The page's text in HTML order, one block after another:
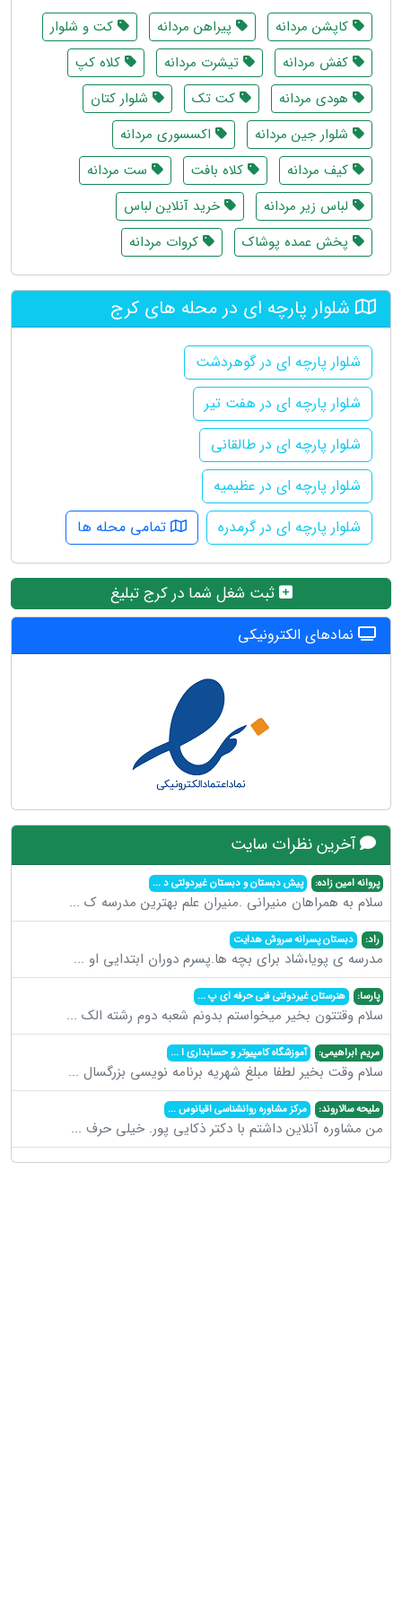
کاپشن مردانه پیراهن مردانه
کت و شلوار
کفش مردانه
تیشرت مردانه
کلاه کپ
هودی مردانه
کت تک
شلوار کتان
شلوار جین مردانه
اکسسوری مردانه
کیف مردانه
کلاه بافت
ست مردانه
لباس زیر مردانه
خرید آنلاین لباس
پخش عمده پوشاک
کروات مردانه
شلوار پارچه ای در محله های کرج
شلوار پارچه ای در گوهردشت
شلوار پارچه ای در هفت تیر
شلوار پارچه ای در طالقانی
شلوار پارچه ای در عظیمیه
شلوار پارچه ای در گرمدره
تمامی محله ها
ثبت شغل شما در کرج تبلیغ
نمادهای الکترونیکی
آخرین نظرات سایت
پروانه امین زاده: پیش دبستان و دبستان غیردولتی د...
سلام به همراهان منیرانی .منیران علم بهترین مدرسه ک ...
راد: دبستان پسرانه سروش هدایت
مدرسه ی پویا،شاد برای بچه ها.پسرم دوران ابتدایی او ...
پارسا: هنرستان غیردولتی فنی حرفه ای پ...
سلام وقتتون بخیر میخواستم بدونم شعبه دوم رشته الک ...
مریم ابراهیمی: آموزشگاه کامپیوتر و حسابداری ا...
سلام وقت بخیر لطفا مبلغ شهریه برنامه نویسی بزرگسال ...
ملیحه سالاروند: مرکز مشاوره روانشناسی اقیانوس...
من مشاوره آنلاین داشتم با دکتر ذکایی پور. خیلی حرف ...